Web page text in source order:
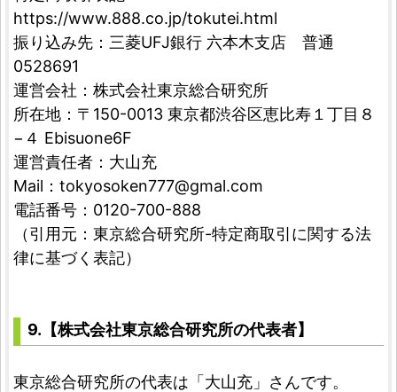
https://www.888.co.jp/tokutei.html
振り込み先：三菱UFJ銀行 六本木支店 普通
0528691
運営会社：株式会社東京総合研究所
所在地：〒150-0013 東京都渋谷区恵比寿１丁目８
−４ Ebisuone6F
運営責任者：大山充
Mail： tokyosoken777@gmal.com
電話番号‎：0120-700-888
（引用元：東京総合研究所-特定商取引に関する法
律に基づく表記）
9.【株式会社東京総合研究所の代表者】
東京総合研究所の代表は「大山充」さんです。